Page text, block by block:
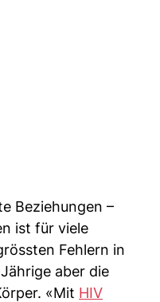
Beziehungen –
ist für viele
Fehlern in
aber die
«Mit HIV